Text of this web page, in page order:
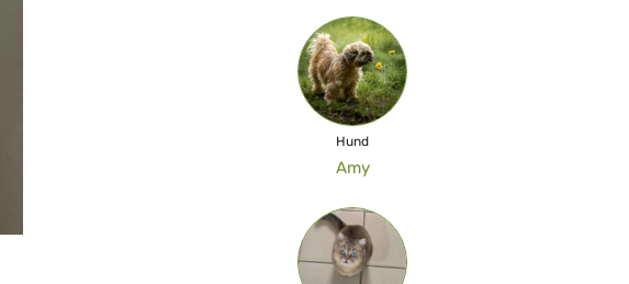
Hund
Amy